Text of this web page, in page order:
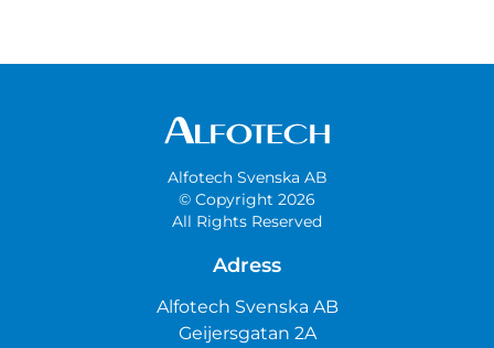
Alfotech Svenska AB
© Copyright 2026
All Rights Reserved
Adress
Alfotech Svenska AB
Geijersgatan 2A